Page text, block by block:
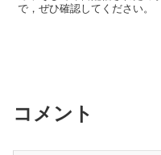
で，ぜひ確認してください。
コメント